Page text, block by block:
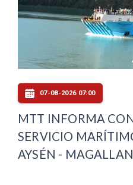
07-08-2026 07:00
MTT INFORMA
SERVICIO
AYSÉN -